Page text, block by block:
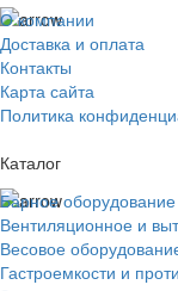
О компании
Доставка и оплата
Контакты
Карта сайта
Политика
Каталог
Барное оборудование
Вентиляционное и
Весовое
Гастроемкости и